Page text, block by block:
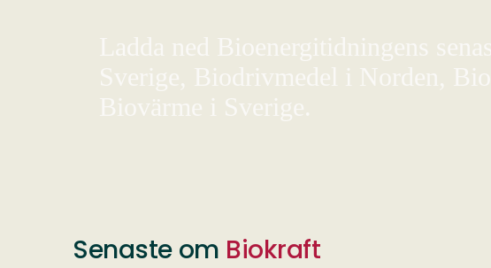
Ladda ned Bioenergitidningens
Sverige, Biodrivmedel i Norden,
Biovärme i Sverige.
Senaste om Biokraft